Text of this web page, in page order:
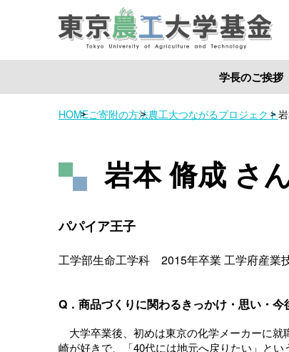
学長のご挨拶
HOMEご寄附の方法農工大つながるプロジェクト
岩本 脩成 さ
パパイア王子
工学部生命工学科 2015年卒業 工学府産業
Q．商品づくりに関わるきっかけ・思い・今
大学卒業後、初めは東京の化学メーカーに就
崎が好きで、「40代には地元へ戻りたい」と